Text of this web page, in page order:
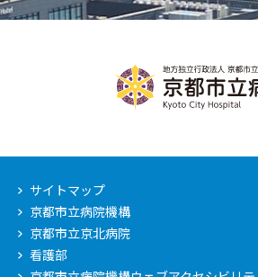
サイトマップ
京都市立病院機構
京都市立京北病院
看護部